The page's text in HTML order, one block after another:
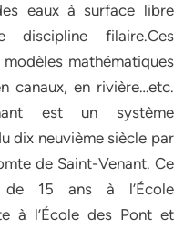
eaux à surface libre
discipline filaire.Ces
mathématiques
canaux, en rivière…etc.
est un système
dix neuvième siècle par
de Saint-Venant. Ce
15 ans à l’École
à l’École des Pont et